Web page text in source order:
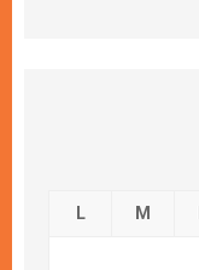
L M